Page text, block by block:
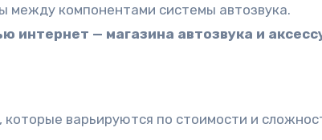
между компонентами системы автозвука.
интернет — магазина автозвука и
варьируются по стоимости и